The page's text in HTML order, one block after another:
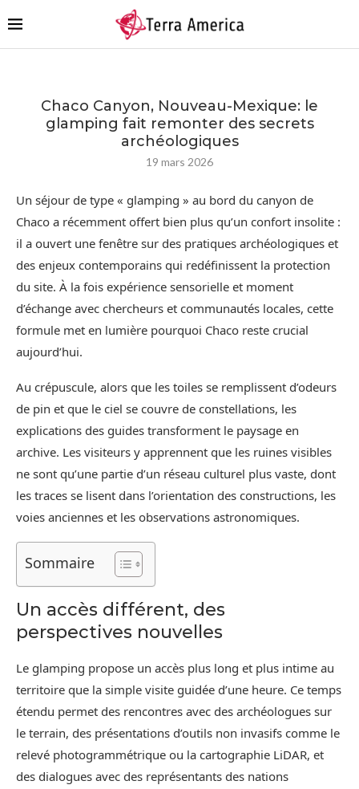
Chaco Canyon, Nouveau-Mexique: le
glamping fait remonter des secrets
archéologiques
19 mars 2026
Un séjour de type « glamping » au bord du canyon de
Chaco a récemment offert bien plus qu’un confort insolite :
il a ouvert une fenêtre sur des pratiques archéologiques et
des enjeux contemporains qui redéfinissent la protection
du site. À la fois expérience sensorielle et moment
d’échange avec chercheurs et communautés locales, cette
formule met en lumière pourquoi Chaco reste crucial
aujourd’hui.
Au crépuscule, alors que les toiles se remplissent d’odeurs
de pin et que le ciel se couvre de constellations, les
explications des guides transforment le paysage en
archive. Les visiteurs y apprennent que les ruines visibles
ne sont qu’une partie d’un réseau culturel plus vaste, dont
les traces se lisent dans l’orientation des constructions, les
voies anciennes et les observations astronomiques.
Sommaire
Un accès différent, des
perspectives nouvelles
Le glamping propose un accès plus long et plus intime au
territoire que la simple visite guidée d’une heure. Ce temps
étendu permet des rencontres avec des archéologues sur
le terrain, des présentations d’outils non invasifs comme le
relevé photogrammétrique ou la cartographie LiDAR, et
des dialogues avec des représentants des nations